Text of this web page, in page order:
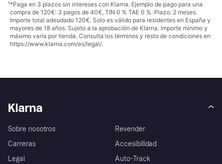
¹*Paga en 3 plazos sin intereses con Klarna. Ejemplo de pago para una
compra de 120€: 3 pagos de 40€, TIN 0 % TAE 0 %. Plazo: 2 meses.
Importe total adeudado 120€. Solo es válido para residentes en España y
mayores de 18 años. Sujeto a la aprobación de Klarna. Importe mínimo y
máximo varía por tienda. Consulta los términos y resto de condiciones en
https://www.klarna.com/es/legal/.
Klarna
Sobre nosotros
Carreras
Legal
Revender
Accesibilidad
Auto-Track